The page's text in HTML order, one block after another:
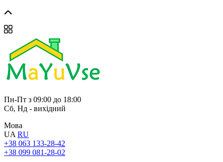
Пн-Пт з 09:00 до 18:00
Сб, Нд - вихідний
Мова
UA RU
+38 063 133-28-42
+38 099 081-28-02